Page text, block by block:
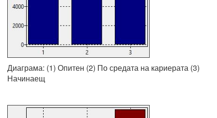
Диаграма: (1) Опитен (2) По средата на кариерата (3)
Начинаещ